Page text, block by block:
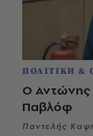
ΠΟΛΙΤΙΚΗ &
Ο Αντώνης
Παβλόφ
Παντελής